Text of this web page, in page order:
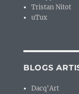
Tristan Nitot
uTux
BLOGS
Dacq'Art